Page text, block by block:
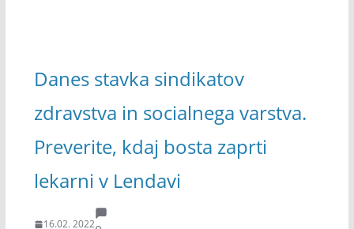
Danes stavka sindikatov
zdravstva in socialnega varstva.
Preverite, kdaj bosta zaprti
lekarni v Lendavi
16.02. 2022